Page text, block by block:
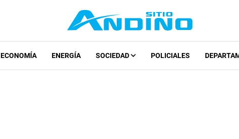
ECONOMÍA ENERGÍA SOCIEDAD POLICIALES